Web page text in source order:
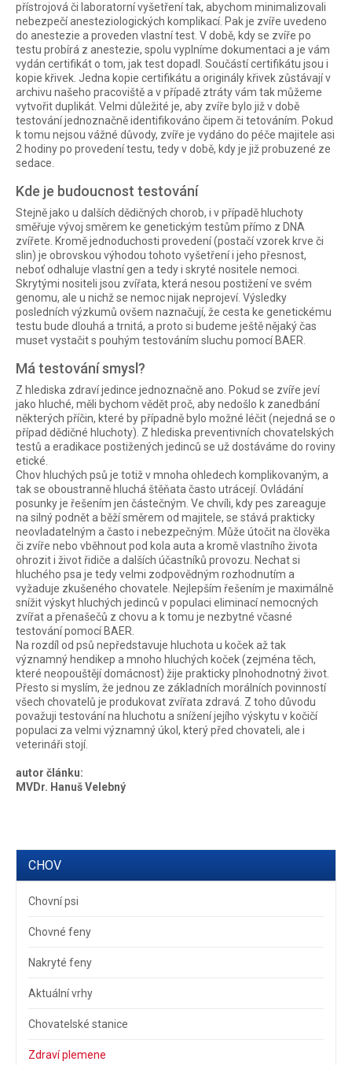
CHOV
Chovní psi
Chovné feny
Nakryté feny
Aktuální vrhy
Chovatelské stanice
Zdraví plemene
přístrojová či laboratorní vyšetření tak, abychom minimalizovali
nebezpečí anesteziologických komplikací. Pak je zvíře uvedeno
do anestezie a proveden vlastní test. V době, kdy se zvíře po
testu probírá z anestezie, spolu vyplníme dokumentaci a je vám
vydán certifikát o tom, jak test dopadl. Součástí certifikátu jsou i
kopie křivek. Jedna kopie certifikátu a originály křivek zůstávají v
archivu našeho pracoviště a v případě ztráty vám tak můžeme
vytvořit duplikát. Velmi důležité je, aby zvíře bylo již v době
testování jednoznačně identifikováno čipem či tetováním. Pokud
k tomu nejsou vážné důvody, zvíře je vydáno do péče majitele asi
2 hodiny po provedení testu, tedy v době, kdy je již probuzené ze
sedace.
Kde je budoucnost testování
Stejně jako u dalších dědičných chorob, i v případě hluchoty
směřuje vývoj směrem ke genetickým testům přímo z DNA
zvířete. Kromě jednoduchosti provedení (postačí vzorek krve či
slin) je obrovskou výhodou tohoto vyšetření i jeho přesnost,
neboť odhaluje vlastní gen a tedy i skryté nositele nemoci.
Skrytými nositeli jsou zvířata, která nesou postižení ve svém
genomu, ale u nichž se nemoc nijak neprojeví. Výsledky
posledních výzkumů ovšem naznačují, že cesta ke genetickému
testu bude dlouhá a trnitá, a proto si budeme ještě nějaký čas
muset vystačit s pouhým testováním sluchu pomocí BAER.
Má testování smysl?
Z hlediska zdraví jedince jednoznačně ano. Pokud se zvíře jeví
jako hluché, měli bychom vědět proč, aby nedošlo k zanedbání
některých příčin, které by případně bylo možné léčit (nejedná se o
případ dědičné hluchoty). Z hlediska preventivních chovatelských
testů a eradikace postižených jedinců se už dostáváme do roviny
etické.
Chov hluchých psů je totiž v mnoha ohledech komplikovaným, a
tak se oboustranně hluchá štěňata často utrácejí. Ovládání
posunky je řešením jen částečným. Ve chvíli, kdy pes zareaguje
na silný podnět a běží směrem od majitele, se stává prakticky
neovladatelným a často i nebezpečným. Může útočit na člověka
či zvíře nebo vběhnout pod kola auta a kromě vlastního života
ohrozit i život řidiče a dalších účastníků provozu. Nechat si
hluchého psa je tedy velmi zodpovědným rozhodnutím a
vyžaduje zkušeného chovatele. Nejlepším řešením je maximálně
snížit výskyt hluchých jedinců v populaci eliminací nemocných
zvířat a přenašečů z chovu a k tomu je nezbytné včasné
testování pomocí BAER.
Na rozdíl od psů nepředstavuje hluchota u koček až tak
významný hendikep a mnoho hluchých koček (zejména těch,
které neopouštějí domácnost) žije prakticky plnohodnotný život.
Přesto si myslím, že jednou ze základních morálních povinností
všech chovatelů je produkovat zvířata zdravá. Z toho důvodu
považuji testování na hluchotu a snížení jejího výskytu v kočičí
populaci za velmi významný úkol, který před chovateli, ale i
veterináři stojí.
autor článku:
MVDr. Hanuš Velebný